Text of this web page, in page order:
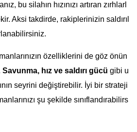
bu silahın hızınızı artıran zırhlarl
Aksi takdirde, rakiplerinizin saldırıl
özelliklerini de göz önün
Savunma, hız ve saldırı gücü gibi u
seyrini değiştirebilir. İyi bir strateji
şu şekilde sınıflandırabilirs